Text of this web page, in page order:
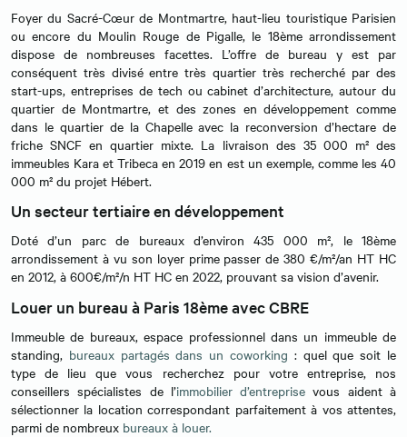
Foyer du Sacré-Cœur de Montmartre, haut-lieu touristique Parisien
ou encore du Moulin Rouge de Pigalle, le 18ème arrondissement
dispose de nombreuses facettes. L’offre de bureau y est par
conséquent très divisé entre très quartier très recherché par des
start-ups, entreprises de tech ou cabinet d’architecture, autour du
quartier de Montmartre, et des zones en développement comme
dans le quartier de la Chapelle avec la reconversion d’hectare de
friche SNCF en quartier mixte. La livraison des 35 000 m² des
immeubles Kara et Tribeca en 2019 en est un exemple, comme les 40
000 m² du projet Hébert.
Un secteur tertiaire en développement
Doté d’un parc de bureaux d’environ 435 000 m², le 18ème
arrondissement à vu son loyer prime passer de 380 €/m²/an HT HC
en 2012, à 600€/m²/n HT HC en 2022, prouvant sa vision d’avenir.
Louer un bureau à Paris 18ème avec CBRE
Immeuble de bureaux, espace professionnel dans un immeuble de
standing, bureaux partagés dans un coworking : quel que soit le
type de lieu que vous recherchez pour votre entreprise, nos
conseillers spécialistes de l’immobilier d’entreprisevous aident à
sélectionner la location correspondant parfaitement à vos attentes,
parmi de nombreux bureaux à louer.